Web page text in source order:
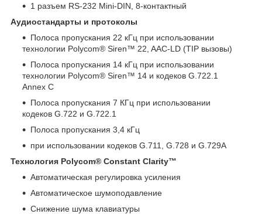
1 разъем RS-232 Mini-DIN, 8-контактный
Аудиостандарты и протоколы
Полоса пропускания 22 кГц при использовании
технологии Polycom® Siren™ 22, AAC-LD (TIP вызовы)
Полоса пропускания 14 кГц при использовании
технологии Polycom® Siren™ 14 и кодеков G.722.1
Annex C
Полоса пропускания 7 КГц при использовании
кодеков G.722 и G.722.1
Полоса пропускания 3,4 кГц
при использовании кодеков G.711, G.728 и G.729A
Технология Polycom® Constant Clarity™
Автоматическая регулировка усиления
Автоматическое шумоподавление
Снижение шума клавиатуры